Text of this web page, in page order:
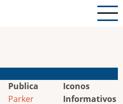
Publica
Parker
Iconos
Informativos